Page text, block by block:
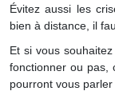
Évitez aussi les
bien à distance, il
Et si vous
fonctionner ou pas,
pourront vous parler